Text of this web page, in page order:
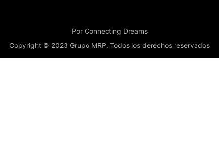
Por Connecting Dreams
Copyright © 2023 Grupo MRP. Todos los derechos reservados